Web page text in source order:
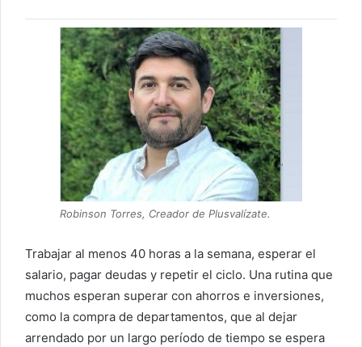
Robinson Torres, Creador de Plusvalízate.
Trabajar al menos 40 horas a la semana, esperar el
salario, pagar deudas y repetir el ciclo. Una rutina que
muchos esperan superar con ahorros e inversiones,
como la compra de departamentos, que al dejar
arrendado por un largo período de tiempo se espera